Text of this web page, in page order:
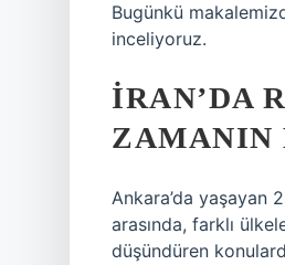
Bugünkü
inceliyoruz.
İRAN’DA
ZAMANIN
Ankara’da yaşayan
arasında, farklı
düşündüren